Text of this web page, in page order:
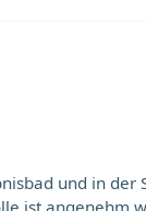
und in
ist angenehm